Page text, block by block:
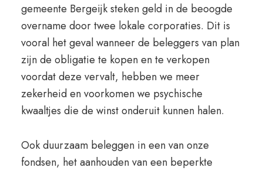
gemeente Bergeijk steken geld in de beoogde
overname door twee lokale corporaties. Dit is
vooral het geval wanneer de beleggers van plan
zijn de obligatie te kopen en te verkopen
voordat deze vervalt, hebben we meer
zekerheid en voorkomen we psychische
kwaaltjes die de winst onderuit kunnen halen.
Ook duurzaam beleggen in een van onze
fondsen, het aanhouden van een beperkte